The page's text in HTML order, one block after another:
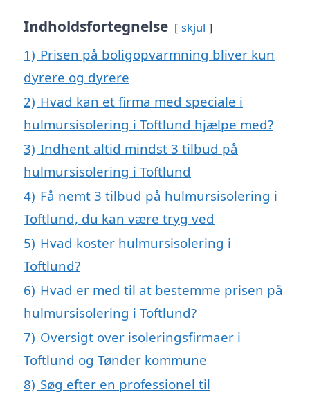
Indholdsfortegnelse skjul
1) Prisen på boligopvarmning bliver kun
dyrere og dyrere
2) Hvad kan et firma med speciale i
hulmursisolering i Toftlund hjælpe med?
3) Indhent altid mindst 3 tilbud på
hulmursisolering i Toftlund
4) Få nemt 3 tilbud på hulmursisolering i
Toftlund, du kan være tryg ved
5) Hvad koster hulmursisolering i
Toftlund?
6) Hvad er med til at bestemme prisen på
hulmursisolering i Toftlund?
7) Oversigt over isoleringsfirmaer i
Toftlund og Tønder kommune
8) Søg efter en professionel til